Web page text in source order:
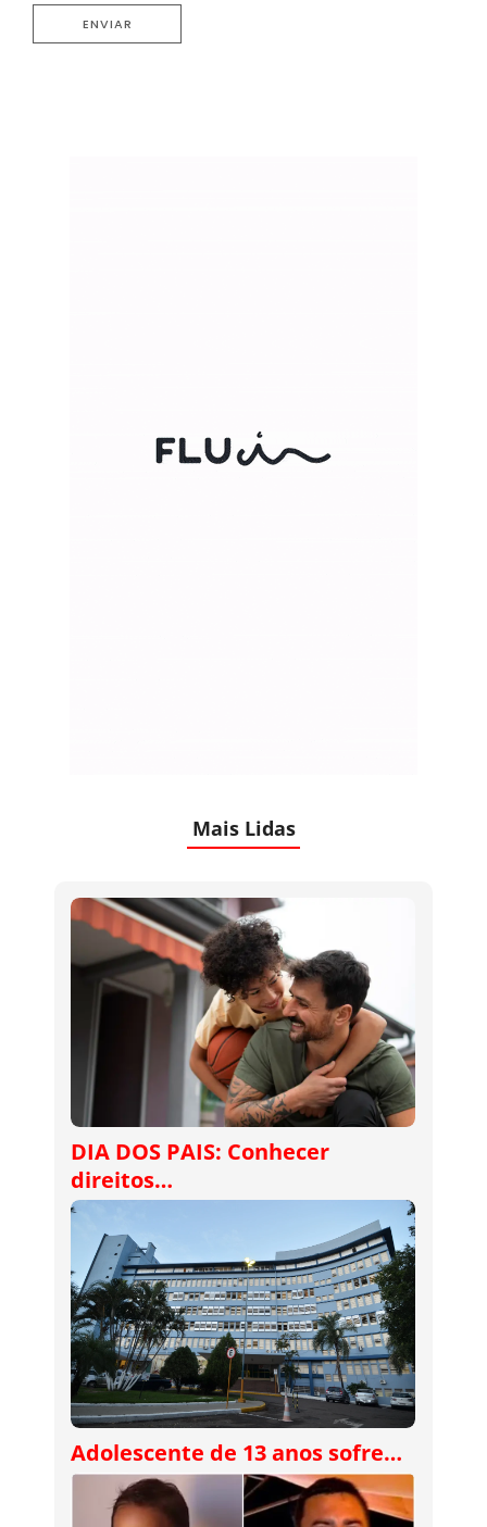
Mais Lidas
DIA DOS PAIS: Conhecer
direitos…
Adolescente de 13 anos sofre…